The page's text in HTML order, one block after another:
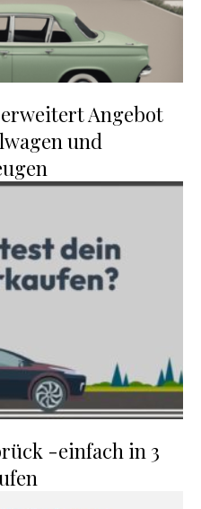
Angebot
und
-einfach in 3